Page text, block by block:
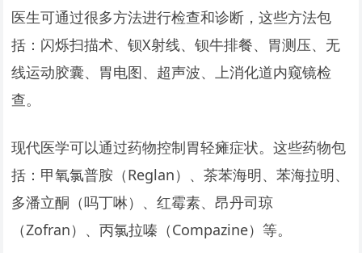
医生可通过很多方法进行检查和诊断，这些方法包
括：闪烁扫描术、钡X射线、钡牛排餐、胃测压、无
线运动胶囊、胃电图、超声波、上消化道内窥镜检
查。
现代医学可以通过药物控制胃轻瘫症状。这些药物包
括：甲氧氯普胺（Reglan）、茶苯海明、苯海拉明、
多潘立酮（吗丁啉）、红霉素、昂丹司琼
（Zofran）、丙氯拉嗪（Compazine）等。